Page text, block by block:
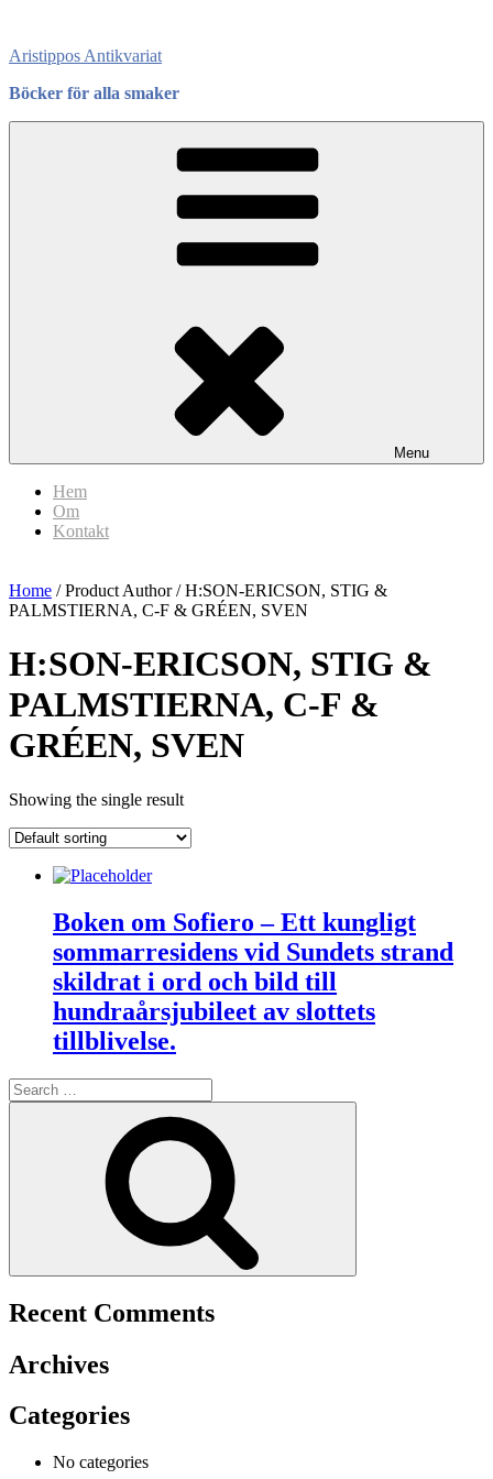
content
Aristippos Antikvariat
Böcker för alla smaker
Menu
Hem
Om
Kontakt
Home / Product Author / H:SON-ERICSON, STIG &
PALMSTIERNA, C-F & GRÉEN, SVEN
H:SON-ERICSON, STIG &
PALMSTIERNA, C-F &
GRÉEN, SVEN
Showing the single result
Boken om Sofiero – Ett kungligt
sommarresidens vid Sundets strand
skildrat i ord och bild till
hundraårsjubileet av slottets
tillblivelse.
Search
for:
Recent Comments
Archives
Categories
No categories